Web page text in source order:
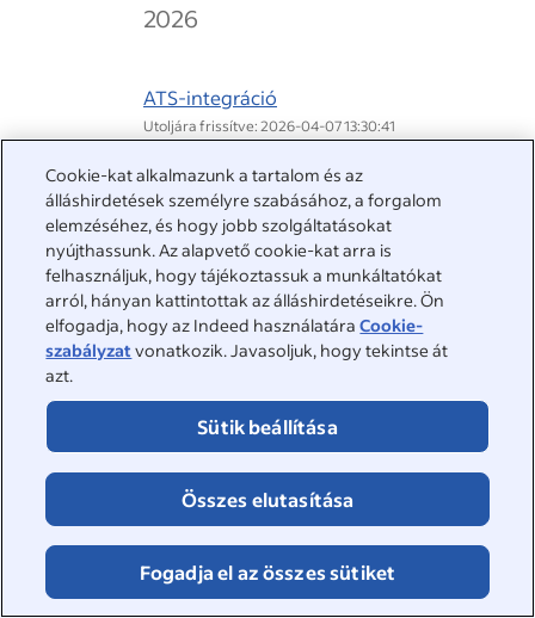
Cookie-kat alkalmazunk a tartalom és az
álláshirdetések személyre szabásához, a forgalom
elemzéséhez, és hogy jobb szolgáltatásokat
nyújthassunk. Az alapvető cookie-kat arra is
felhasználjuk, hogy tájékoztassuk a munkáltatókat
arról, hányan kattintottak az álláshirdetéseikre. Ön
elfogadja, hogy az Indeed használatáraCookie-
szabályzat vonatkozik. Javasoljuk, hogy tekintse át
azt.
Sütik beállítása
Összes elutasítása
Fogadja el az összes sütiket
2026
ATS-integráció
Utoljára frissítve: 2026-04-07 13:30:41
Szívesen segítünk
Látogasson el a Súgóközpontba, ahol választ kaphat a
leggyakoribb kérdésekre, vagy forduljon hozzánk
közvetlenül.
Súgóközpont
2026